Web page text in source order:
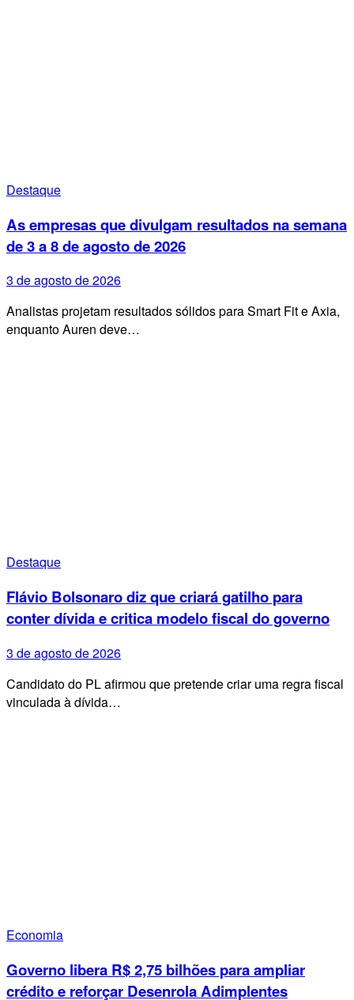
Destaque
As empresas que divulgam resultados na semana
de 3 a 8 de agosto de 2026
3 de agosto de 2026
Analistas projetam resultados sólidos para Smart Fit e Axia,
enquanto Auren deve…
Destaque
Flávio Bolsonaro diz que criará gatilho para
conter dívida e critica modelo fiscal do governo
3 de agosto de 2026
Candidato do PL afirmou que pretende criar uma regra fiscal
vinculada à dívida…
Economia
Governo libera R$ 2,75 bilhões para ampliar
crédito e reforçar Desenrola Adimplentes